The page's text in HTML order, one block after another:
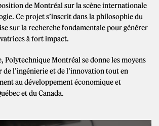
de Montréal sur la scène internationale
Ce projet s’inscrit dans la philosophie du
sur la recherche fondamentale pour générer
à fort impact.
Polytechnique Montréal se donne les moyens
de l’ingénierie et de l’innovation tout en
au développement économique et
et du Canada.